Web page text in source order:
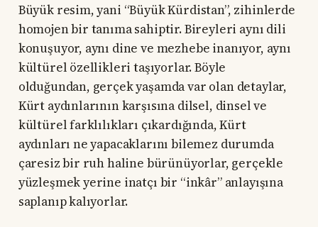
Büyük resim, yani “Büyük Kürdistan”, zihinlerde
homojen bir tanıma sahiptir. Bireyleri aynı dili
konuşuyor, aynı dine ve mezhebe inanıyor, aynı
kültürel özellikleri taşıyorlar. Böyle
olduğundan, gerçek yaşamda var olan detaylar,
Kürt aydınlarının karşısına dilsel, dinsel ve
kültürel farklılıkları çıkardığında, Kürt
aydınları ne yapacaklarını bilemez durumda
çaresiz bir ruh haline bürünüyorlar, gerçekle
yüzleşmek yerine inatçı bir “inkâr” anlayışına
saplanıp kalıyorlar.